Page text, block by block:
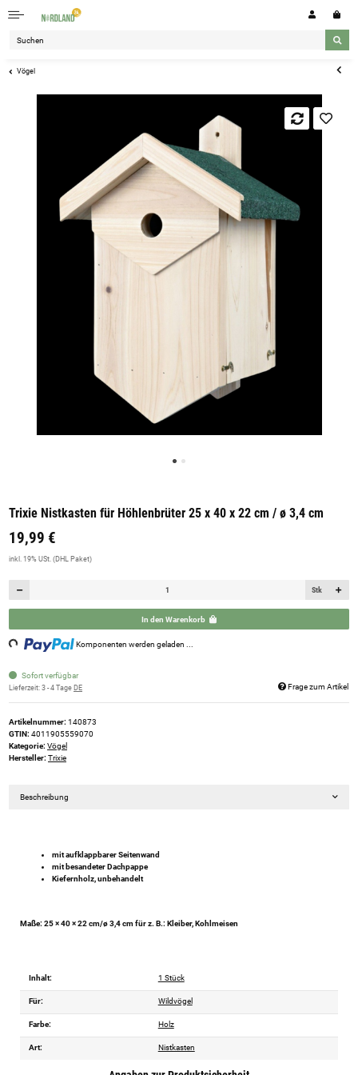
Vögel
Trixie Nistkasten für Höhlenbrüter 25 x 40 x 22 cm / ø 3,4 cm
19,99 €
inkl. 19% USt. (DHL Paket)
Stk
In den Warenkorb
Komponenten werden geladen ...
Sofort verfügbar
Lieferzeit: 3 - 4 Tage DE Frage zum Artikel
Artikelnummer: 140873
GTIN: 4011905559070
Kategorie: Vögel
Hersteller: Trixie
Beschreibung
mit aufklappbarer Seitenwand
mit besandeter Dachpappe
Kiefernholz, unbehandelt
Maße: 25 × 40 × 22 cm/ø 3,4 cm für z. B.: Kleiber, Kohlmeisen
Inhalt: 1 Stück
Für: Wildvögel
Farbe: Holz
Art: Nistkasten